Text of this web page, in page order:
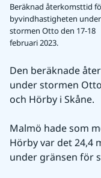
Beräknad återkomsttid
byvindhastigheten under
stormen Otto den 17-18
februari 2023.
Den beräknade
under stormen
och Hörby i Skåne.
Malmö hade som
Hörby var det 24,4
under gränsen för